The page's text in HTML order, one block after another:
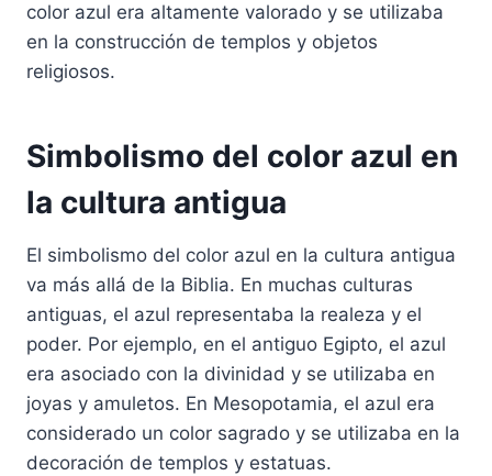
color azul era altamente valorado y se utilizaba
en la construcción de templos y objetos
religiosos.
Simbolismo del color azul en
la cultura antigua
El simbolismo del color azul en la cultura antigua
va más allá de la Biblia. En muchas culturas
antiguas, el azul representaba la realeza y el
poder. Por ejemplo, en el antiguo Egipto, el azul
era asociado con la divinidad y se utilizaba en
joyas y amuletos. En Mesopotamia, el azul era
considerado un color sagrado y se utilizaba en la
decoración de templos y estatuas.